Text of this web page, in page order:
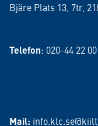
Bjäre Plats 13, 7tr,
Telefon: 020-44 22 00
Mail: